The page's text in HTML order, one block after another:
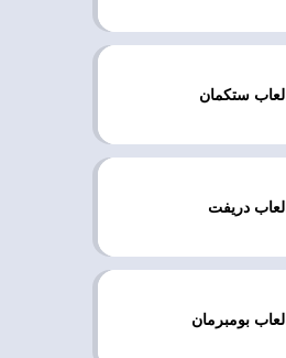
العاب ستكمان
العاب دريفت
العاب بومبرمان